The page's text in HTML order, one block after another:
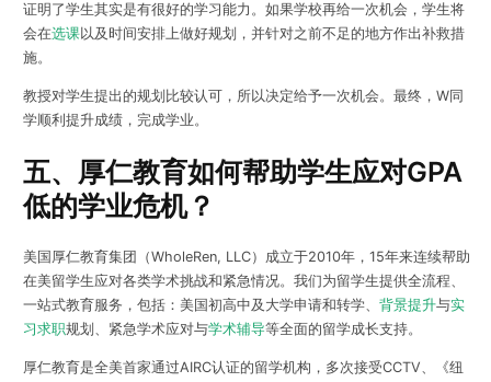
证明了学生其实是有很好的学习能力。如果学校再给一次机会，学生将
会在选课以及时间安排上做好规划，并针对之前不足的地方作出补救措
施。
教授对学生提出的规划比较认可，所以决定给予一次机会。最终，W同
学顺利提升成绩，完成学业。
五、厚仁教育如何帮助学生应对GPA
低的学业危机？
美国厚仁教育集团（WholeRen, LLC）成立于2010年，15年来连续帮助
在美留学生应对各类学术挑战和紧急情况。我们为留学生提供全流程、
一站式教育服务，包括：美国初高中及大学申请和转学、 背景提升与实
习求职规划、紧急学术应对与学术辅导等全面的留学成长支持。
厚仁教育是全美首家通过AIRC认证的留学机构，多次接受CCTV、《纽